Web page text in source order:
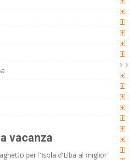
vacanza
per l'Isola d'Elba al miglior